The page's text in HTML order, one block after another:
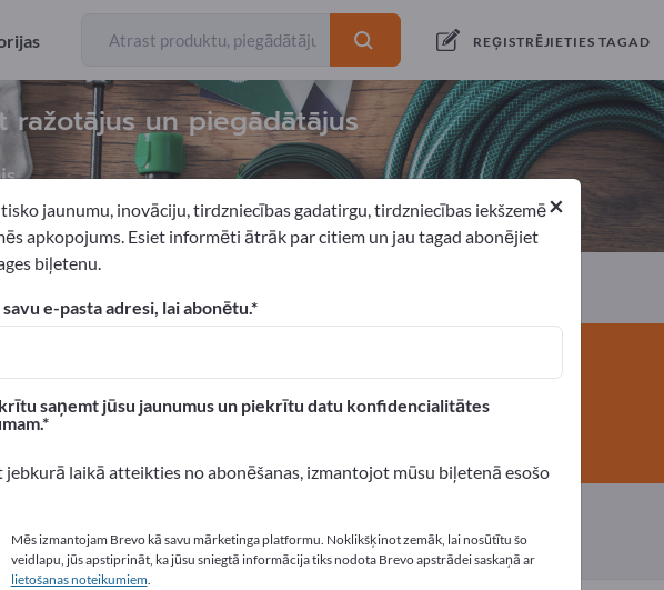
REĢISTRĒJIETIES TAGAD
ražotājus un piegādātājus
eksportētāji
Dārza smalcinātāji
kontakti >> sāciet šeit
produktus Exportpages.
>> publicējiet šeit
smalcinātāji piegādātāji (1)
×
jaunumu, inovāciju, tirdzniecības gadatirgu, tirdzniecības iekšzemē
apkopojums. Esiet informēti ātrāk par citiem un jau tagad abonējiet
biļetenu.
e-pasta adresi, lai abonētu.
saņemt jūsu jaunumus un piekrītu datu konfidencialitātes
jebkurā laikā atteikties no abonēšanas, izmantojot mūsu biļetenā esošo
Mēs izmantojam Brevo kā savu mārketinga platformu. Noklikšķinot zemāk, lai nosūtītu šo
veidlapu, jūs apstiprināt, ka jūsu sniegtā informācija tiks nodota Brevo apstrādei saskaņā ar
lietošanas noteikumiem.